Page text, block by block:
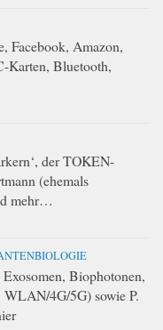
Facebook, Amazon,
Karten, Bluetooth,
der TOKEN-
(ehemals
mehr…
Biophotonen,
4G/5G) sowie P.